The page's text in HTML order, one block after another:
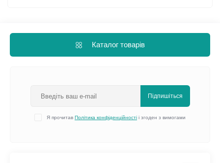
Каталог товарів
Підпишіться
Я прочитав Політика конфіденційності і згоден з вимогами